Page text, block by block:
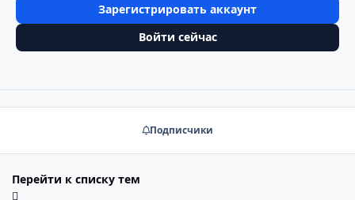
Зарегистрировать аккаунт
Войти сейчас
Подписчики
Перейти к списку тем